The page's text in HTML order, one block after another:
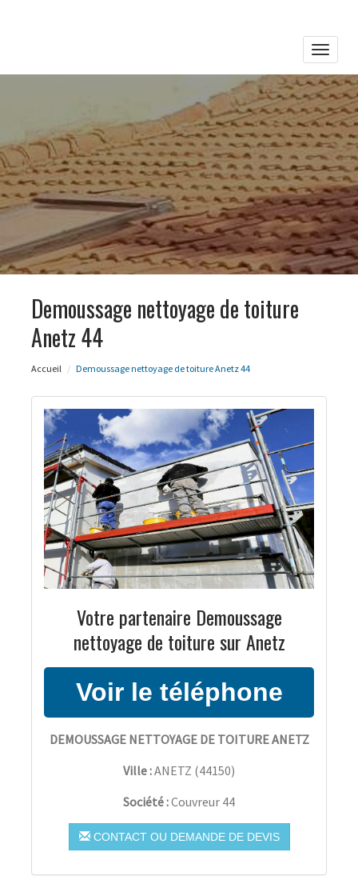
Toggle
Demoussage nettoyage de toiture
Anetz 44
Accueil Demoussage nettoyage de toiture Anetz 44
Votre partenaire Demoussage
nettoyage de toiture sur Anetz
DEMOUSSAGE NETTOYAGE DE TOITURE ANETZ
Ville :ANETZ (44150)
Société :Couvreur 44
CONTACT OU DEMANDE DE DEVIS